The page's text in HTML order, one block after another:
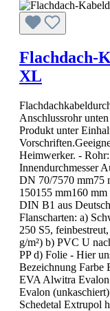
Flachdach-
XL
Anschlussrohr
Produkt unter
Heimwerker. -
Innendurchmesser
DN 70/7570 mm75
150155 mm160
DIN B1 aus
Flanscharten: a)
250 S5,
g/m²) b) PVC U
PP d) Folie - Hier
Bezeichnung
EVA Alwitra
Evalon
Schedetal Extrupol